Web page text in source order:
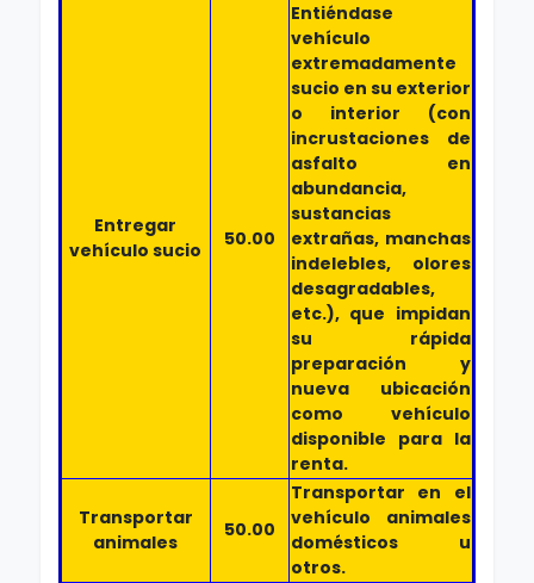
Entregar
vehículo sucio
50.00
Entiéndase
vehículo
extremadamente
sucio en su exterior
o interior (con
incrustaciones de
asfalto en
abundancia,
sustancias
extrañas, manchas
indelebles, olores
desagradables,
etc.), que impidan
su rápida
preparación y
nueva ubicación
como vehículo
disponible para la
renta.
Transportar
animales
50.00
Transportar en el
vehículo animales
domésticos u
otros.